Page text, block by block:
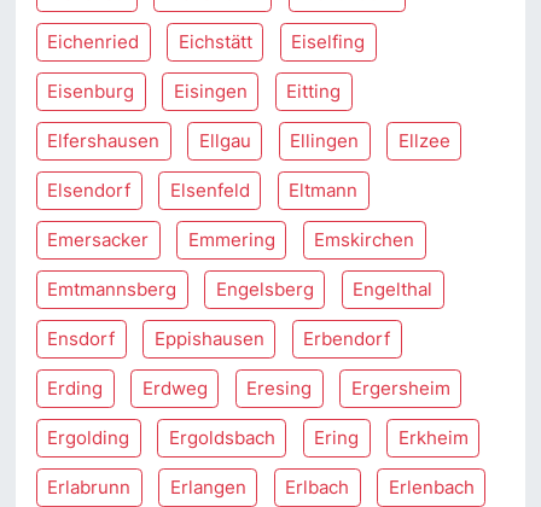
Eichenried Eichstätt Eiselfing
Eisenburg Eisingen Eitting
Elfershausen Ellgau Ellingen Ellzee
Elsendorf Elsenfeld Eltmann
Emersacker Emmering Emskirchen
Emtmannsberg Engelsberg Engelthal
Ensdorf Eppishausen Erbendorf
Erding Erdweg Eresing Ergersheim
Ergolding Ergoldsbach Ering Erkheim
Erlabrunn Erlangen Erlbach Erlenbach